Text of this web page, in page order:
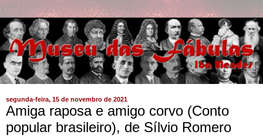
segunda-feira, 15 de novembro de 2021
Amiga raposa e amigo corvo (Conto
popular brasileiro), de Sílvio Romero